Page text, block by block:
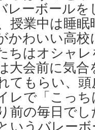
レーボール
授業中は睡
かわいい高
ちはオシャ
大会前に気
てもらい、
レで「こっ
前の毎日でし
いうバレー